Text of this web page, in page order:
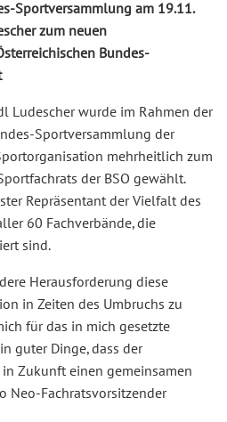
Sportversammlung am 19.11.
zum neuen
Bundes-
Ludescher wurde im Rahmen der
Sportversammlung der
mehrheitlich zum
der BSO gewählt.
Repräsentant der Vielfalt des
60 Fachverbände, die
sind.
Herausforderung diese
in Zeiten des Umbruchs zu
für das in mich gesetzte
guter Dinge, dass der
Zukunft einen gemeinsamen
Neo-Fachratsvorsitzender